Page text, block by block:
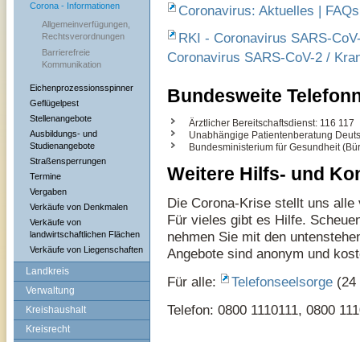
Corona - Informationen
Allgemeinverfügungen,
Rechtsverordnungen
Barrierefreie
Kommunikation
Eichenprozessionsspinner
Geflügelpest
Stellenangebote
Ausbildungs- und
Studienangebote
Straßensperrungen
Termine
Vergaben
Verkäufe von Denkmalen
Verkäufe von
landwirtschaftlichen Flächen
Verkäufe von Liegenschaften
Landkreis
Verwaltung
Kreishaushalt
Kreisrecht
Coronavirus: Aktuelles |
RKI - Coronavirus SARS-
Coronavirus SARS-CoV-2 /
Bundesweite
Ärztlicher Bereitschaftsdienst: 116 117
Unabhängige Patientenberatung
Bundesministerium für Gesundheit
Weitere Hilfs- und
Die Corona-Krise stellt uns
Für vieles gibt es Hilfe.
nehmen Sie mit den
Angebote sind anonym und
Für alle:
Telefonseelsorge (24
Telefon: 0800 1110111, 0800